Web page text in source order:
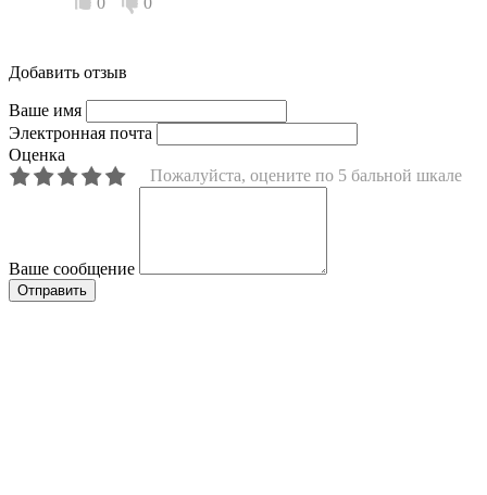
Добавить отзыв
Ваше имя
Электронная почта
Оценка
Пожалуйста, оцените по 5 бальной шкале
Ваше сообщение